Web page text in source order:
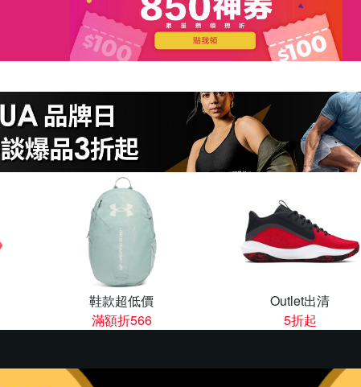
鞋款超低價
滿額折566
Outlet出清
5折起